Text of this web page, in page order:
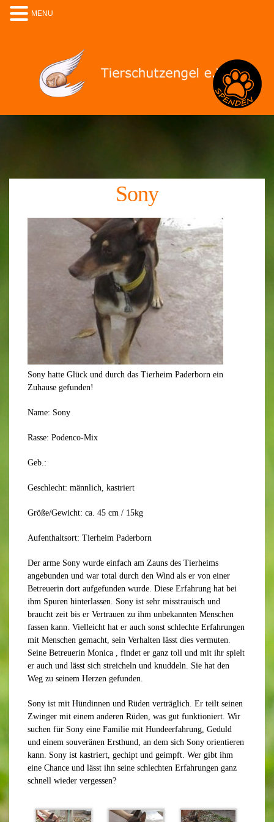
Sony
Sony hatte Glück und durch das Tierheim Paderborn ein
Zuhause gefunden!
Name: Sony
Rasse: Podenco-Mix
Geb.:
Geschlecht: männlich, kastriert
Größe/Gewicht: ca. 45 cm / 15kg
Aufenthaltsort: Tierheim Paderborn
Der arme Sony wurde einfach am Zauns des Tierheims
angebunden und war total durch den Wind als er von einer
Betreuerin dort aufgefunden wurde. Diese Erfahrung hat bei
ihm Spuren hinterlassen. Sony ist sehr misstrauisch und
braucht zeit bis er Vertrauen zu ihm unbekannten Menschen
fassen kann. Vielleicht hat er auch sonst schlechte Erfahrungen
mit Menschen gemacht, sein Verhalten lässt dies vermuten.
Seine Betreuerin Monica , findet er ganz toll und mit ihr spielt
er auch und lässt sich streicheln und knuddeln. Sie hat den
Weg zu seinem Herzen gefunden.
Sony ist mit Hündinnen und Rüden verträglich. Er teilt seinen
Zwinger mit einem anderen Rüden, was gut funktioniert. Wir
suchen für Sony eine Familie mit Hundeerfahrung, Geduld
und einem souveränen Ersthund, an dem sich Sony orientieren
kann. Sony ist kastriert, gechipt und geimpft. Wer gibt ihm
eine Chance und lässt ihn seine schlechten Erfahrungen ganz
schnell wieder vergessen?
MENU